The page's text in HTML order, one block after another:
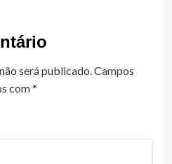
será publicado.Campos
com*